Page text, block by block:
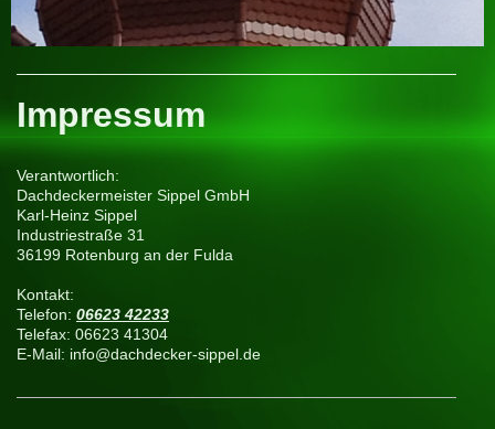
Impressum
Verantwortlich:
Dachdeckermeister Sippel GmbH
Karl-Heinz Sippel
Industriestraße 31
36199 Rotenburg an der Fulda
Kontakt:
Telefon: 06623 42233
Telefax: 06623 41304
E-Mail: info@dachdecker-sippel.de